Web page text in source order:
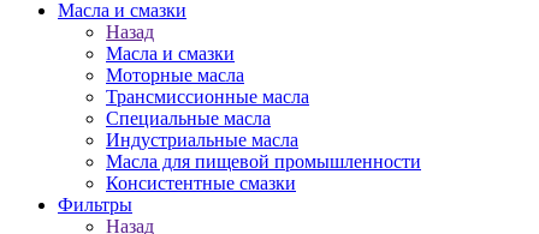
Масла и смазки
Назад
Масла и смазки
Моторные масла
Трансмиссионные масла
Специальные масла
Индустриальные масла
Масла для пищевой промышленности
Консистентные смазки
Фильтры
Назад